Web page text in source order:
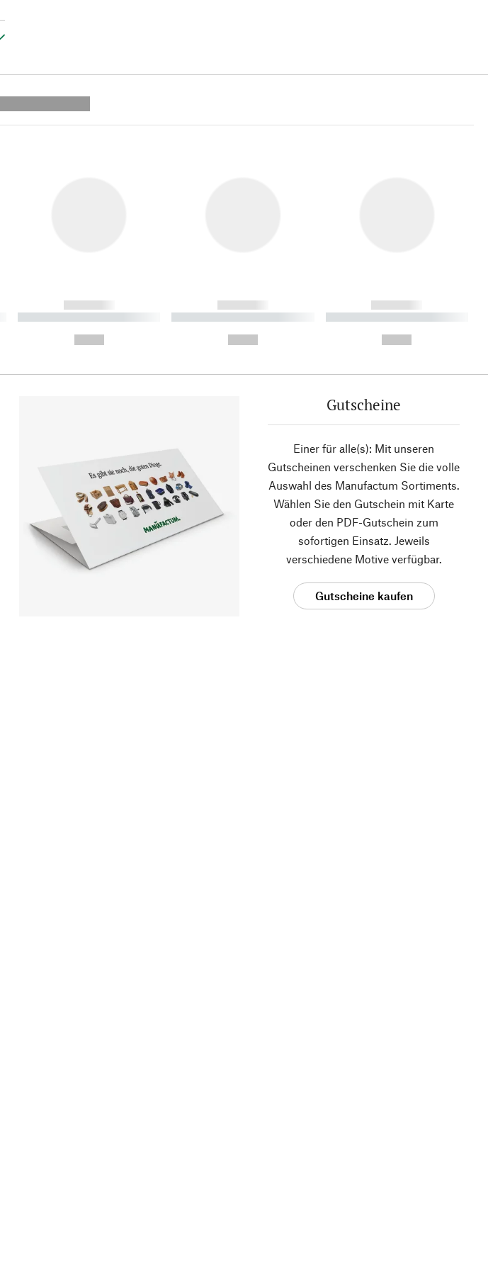
------------
----------- ----------- ----------
------------
----------- ----------- ----------
------------
----------- ----------- ----------
Gutscheine
Einer für alle(s): Mit unseren
Gutscheinen verschenken Sie die volle
Auswahl des Manufactum Sortiments.
Wählen Sie den Gutschein mit Karte
oder den PDF-Gutschein zum
sofortigen Einsatz. Jeweils
verschiedene Motive verfügbar.
Gutscheine kaufen